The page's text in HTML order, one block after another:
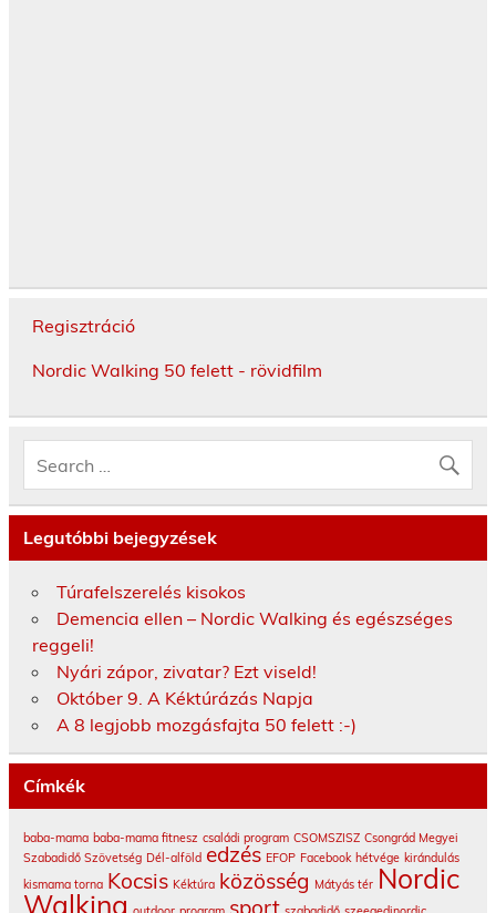
Regisztráció
Nordic Walking 50 felett - rövidfilm
Legutóbbi bejegyzések
Túrafelszerelés kisokos
Demencia ellen – Nordic Walking és egészséges
reggeli!
Nyári zápor, zivatar? Ezt viseld!
Október 9. A Kéktúrázás Napja
A 8 legjobb mozgásfajta 50 felett :-)
Címkék
baba-mama baba-mama fitnesz családi program CSOMSZISZ Csongrád Megyei
Szabadidő Szövetség Dél-alföld edzés EFOP Facebook hétvége kirándulás
kismama torna Kocsis Kéktúra közösség Mátyás tér Nordic
Walking sport